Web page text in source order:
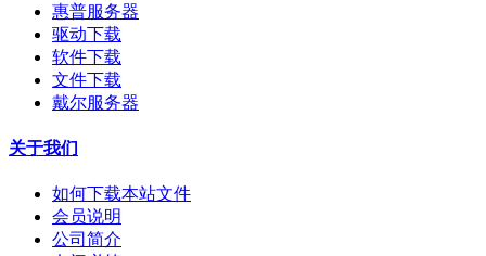
惠普服务器
驱动下载
软件下载
文件下载
戴尔服务器
关于我们
如何下载本站文件
会员说明
公司简介